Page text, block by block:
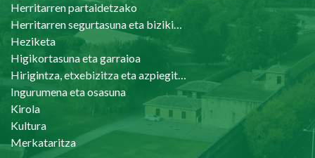
Herritarren partaidetzako
Herritarren segurtasuna eta bizikidetasuna
Heziketa
Higikortasuna eta garraioa
Hirigintza, etxebizitza eta azpiegiturak
Ingurumena eta osasuna
Kirola
Kultura
Merkataritza